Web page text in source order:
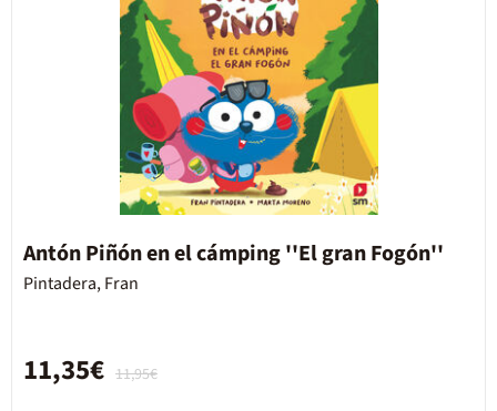
Antón Piñón en el cámping ''El gran Fogón''
Pintadera, Fran
11,95€
11,35€